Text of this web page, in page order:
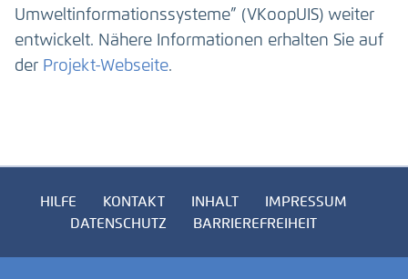
Umweltinformationssysteme” (VKoopUIS) weiter
entwickelt. Nähere Informationen erhalten Sie auf
der Projekt-Webseite.
HILFE KONTAKT INHALT
IMPRESSUM
DATENSCHUTZ
BARRIEREFREIHEIT